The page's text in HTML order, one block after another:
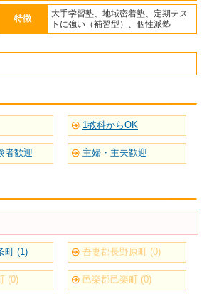
特徴
大手学習塾、地域密着塾、定期テス
トに強い（補習型）、個性派塾
1教科からOK
者歓迎 主婦・主夫歓迎
町 (1) 吾妻郡長野原町 (0)
(0) 邑楽郡邑楽町 (0)